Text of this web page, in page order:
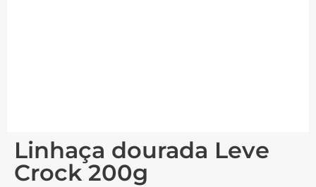
Linhaça dourada Leve
Crock 200g